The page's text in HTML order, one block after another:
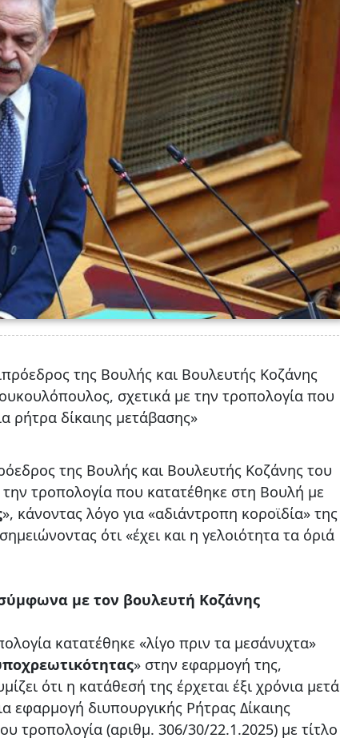
της Βουλής και Βουλευτής Κοζάνης
σχετικά με την τροπολογία που
ρήτρα δίκαιης μετάβασης»
της Βουλής και Βουλευτής Κοζάνης του
την τροπολογία που κατατέθηκε στη Βουλή με
», κάνοντας λόγο για «αδιάντροπη κοροϊδία» της
ότι «έχει και η γελοιότητα τα όριά
με τον βουλευτή Κοζάνης
κατατέθηκε «λίγο πριν τα μεσάνυχτα»
» στην εφαρμογή της,
ότι η κατάθεσή της έρχεται έξι χρόνια μετά
εφαρμογή διυπουργικής Ρήτρας Δίκαιης
τροπολογία (αριθμ. 306/30/22.1.2025) με τίτλο